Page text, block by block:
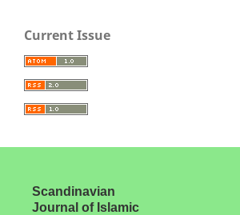
Current Issue
Scandinavian
Journal of Islamic